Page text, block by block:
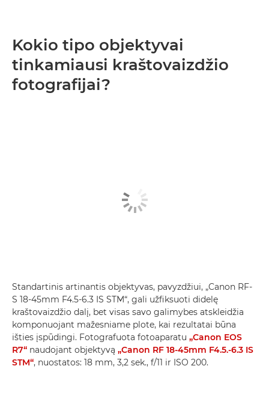
Kokio tipo objektyvai
tinkamiausi kraštovaizdžio
fotografijai?
Standartinis artinantis objektyvas, pavyzdžiui, „Canon RF-
S 18-45mm F4.5-6.3 IS STM“, gali užfiksuoti didelę
kraštovaizdžio dalį, bet visas savo galimybes atskleidžia
komponuojant mažesniame plote, kai rezultatai būna
išties įspūdingi. Fotografuota fotoaparatu „Canon EOS
R7“ naudojant objektyvą „Canon RF 18-45mm F4.5.-6.3 IS
STM“, nuostatos: 18 mm, 3,2 sek., f/11 ir ISO 200.